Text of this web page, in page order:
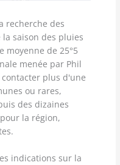
recherche des
saison des pluies
moyenne de 25°5
menée par Phil
plus d'une
ou rares,
des dizaines
la région,
indications sur la